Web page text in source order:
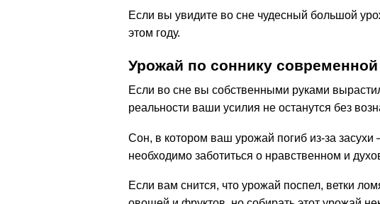
Если вы увидите во сне чудесный большой
этом году.
Урожай по соннику
Если во сне вы собственными руками
реальности ваши усилия не останутся без
Сон, в котором ваш урожай погиб из-за засухи
необходимо заботиться о нравственном и
Если вам снится, что урожай поспел, ветки